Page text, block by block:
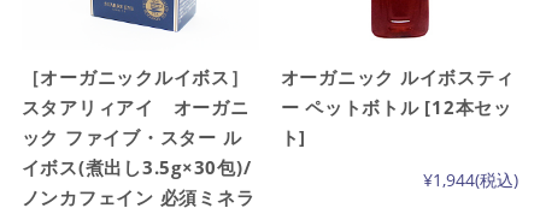
［オーガニックルイボス］
スタアリィアイ オーガニ
ック ファイブ・スター ル
イボス(煮出し3.5g×30包)/
ノンカフェイン 必須ミネラ
オーガニック ルイボスティ
ー ペットボトル [12本セッ
ト]
¥1,944(税込)